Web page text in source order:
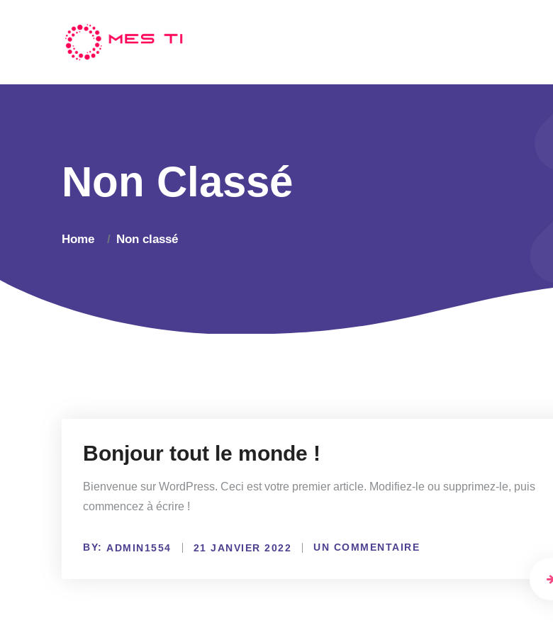
Non Classé
Home Non classé
Bonjour tout le monde !
Bienvenue sur WordPress. Ceci est votre premier article. Modifiez-le ou supprimez-le, puis
commencez à écrire !
BY: ADMIN1554 21 JANVIER 2022 UN COMMENTAIRE